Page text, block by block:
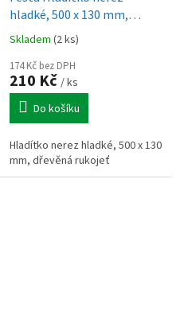
hladké, 500 x 130 mm,
dřevěná rukojeť
Skladem (2 ks)
174 Kč bez DPH
210 Kč / ks
Do košíku
Hladítko nerez hladké, 500 x 130
mm, dřevěná rukojeť